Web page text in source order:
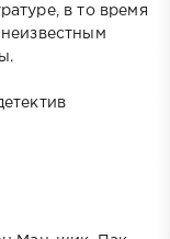
в то время